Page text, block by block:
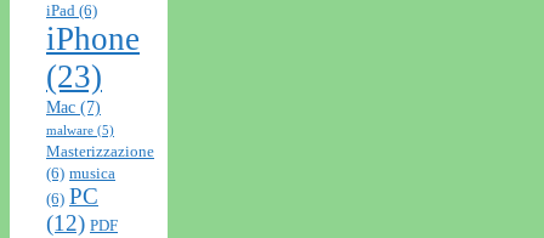
iPad (6)
iPhone
(23)
Mac (7)
malware (5)
Masterizzazione
(6) musica
(6) PC
(12) PDF